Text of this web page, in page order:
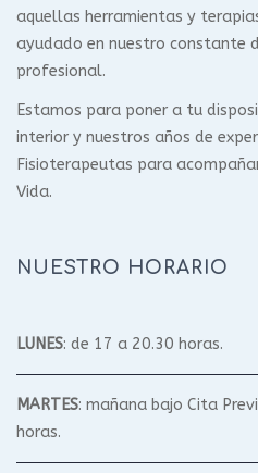
aquellas herramientas y
ayudado en nuestro constante
profesional.
Estamos para poner a tu
interior y nuestros años de
Fisioterapeutas para
Vida.
NUESTRO HORARIO
LUNES: de 17 a 20.30 horas.
MARTES: mañana bajo Cita
horas.